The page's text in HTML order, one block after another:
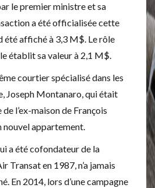
le premier ministre et sa
a été officialisée cette
été affiché à 3,3 M$. Le rôle
établit sa valeur à 2,1 M$.
courtier spécialisé dans les
Joseph Montanaro, qui était
l’ex-maison de François
nouvel appartement.
a été cofondateur de la
Transat en 1987, n’a jamais
En 2014, lors d’une campagne